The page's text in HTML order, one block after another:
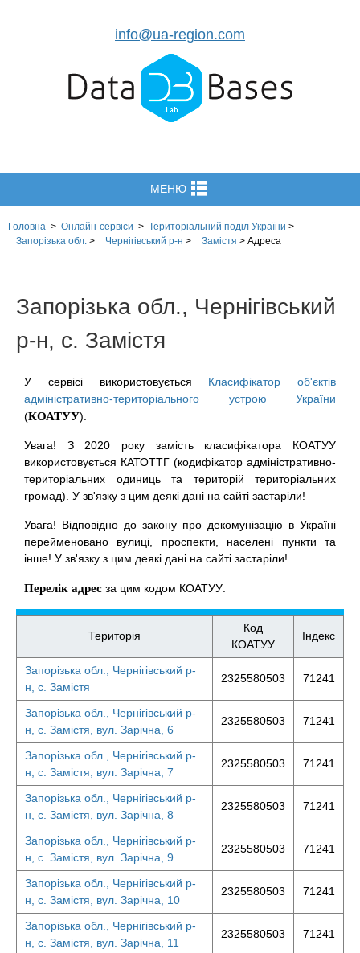
info@ua-region.com
МЕНЮ
Головна > Онлайн-сервіси > Територіальний поділ України >
Запорізька обл. > Чернігівський р-н > Замістя > Адреса
Запорізька обл., Чернігівський
р-н, с. Замістя
У сервісі використовується Класифікатор об'єктів
адміністративно-територіального устрою України
(КОАТУУ).
Увага! З 2020 року замість класифікатора КОАТУУ
використовується КАТОТТГ (кодифікатор адміністративно-
територіальних одиниць та територій територіальних
громад). У зв'язку з цим деякі дані на сайті застаріли!
Увага! Відповідно до закону про декомунізацію в Україні
перейменовано вулиці, проспекти, населені пункти та
інше! У зв'язку з цим деякі дані на сайті застаріли!
Перелік адрес за цим кодом КОАТУУ:
Територія
Код
КОАТУУ
Індекс
Запорізька обл., Чернігівський р-
н, с. Замістя
2325580503 71241
Запорізька обл., Чернігівський р-
н, с. Замістя, вул. Зарічна, 6
2325580503 71241
Запорізька обл., Чернігівський р-
н, с. Замістя, вул. Зарічна, 7
2325580503 71241
Запорізька обл., Чернігівський р-
н, с. Замістя, вул. Зарічна, 8
2325580503 71241
Запорізька обл., Чернігівський р-
н, с. Замістя, вул. Зарічна, 9
2325580503 71241
Запорізька обл., Чернігівський р-
н, с. Замістя, вул. Зарічна, 10
2325580503 71241
Запорізька обл., Чернігівський р-
н, с. Замістя, вул. Зарічна, 11
2325580503 71241